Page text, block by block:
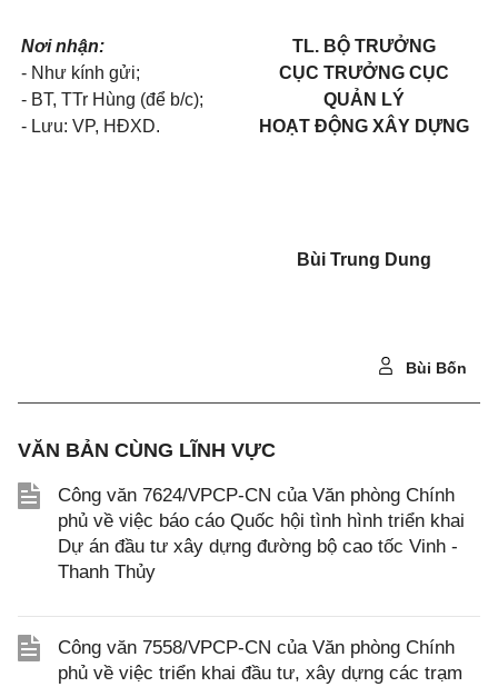
Nơi nhận:
- Như kính gửi;
- BT, TTr Hùng (để b/c);
- Lưu: VP, HĐXD.
TL. BỘ TRƯỞNG
CỤC TRƯỞNG CỤC
QUẢN LÝ
HOẠT ĐỘNG XÂY DỰNG
Bùi Trung Dung
Bùi Bốn
VĂN BẢN CÙNG LĨNH VỰC
Công văn 7624/VPCP-CN của Văn phòng Chính
phủ về việc báo cáo Quốc hội tình hình triển khai
Dự án đầu tư xây dựng đường bộ cao tốc Vinh -
Thanh Thủy
Công văn 7558/VPCP-CN của Văn phòng Chính
phủ về việc triển khai đầu tư, xây dựng các trạm